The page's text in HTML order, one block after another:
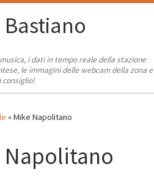
Bastiano
i dati in tempo reale della stazione
le immagini delle webcam della zona e
consiglio!
»Mike Napolitano
Napolitano